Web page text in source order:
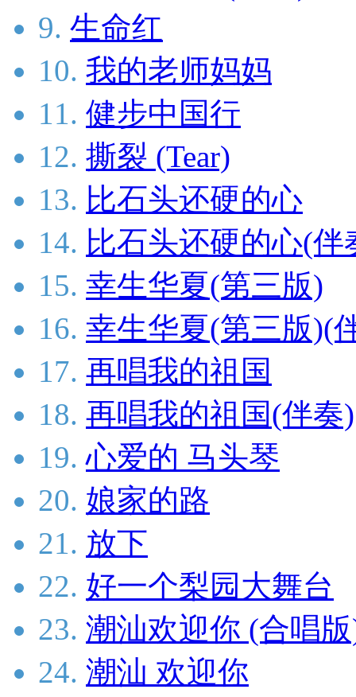
9. 生命红
10. 我的老师妈妈
11. 健步中国行
12. 撕裂 (Tear)
13. 比石头还硬的心
14. 比石头还硬的心(伴
15. 幸生华夏(第三版)
16. 幸生华夏(第三版)(
17. 再唱我的祖国
18. 再唱我的祖国(伴奏)
19. 心爱的 马头琴
20. 娘家的路
21. 放下
22. 好一个梨园大舞台
23. 潮汕欢迎你 (合唱
24. 潮汕 欢迎你